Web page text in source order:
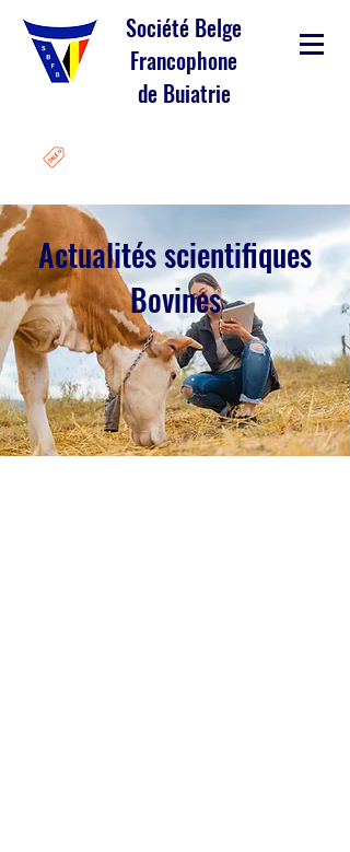
Société Belge
Francophone
de Buiatrie
Actualités scientifiques
Bovines